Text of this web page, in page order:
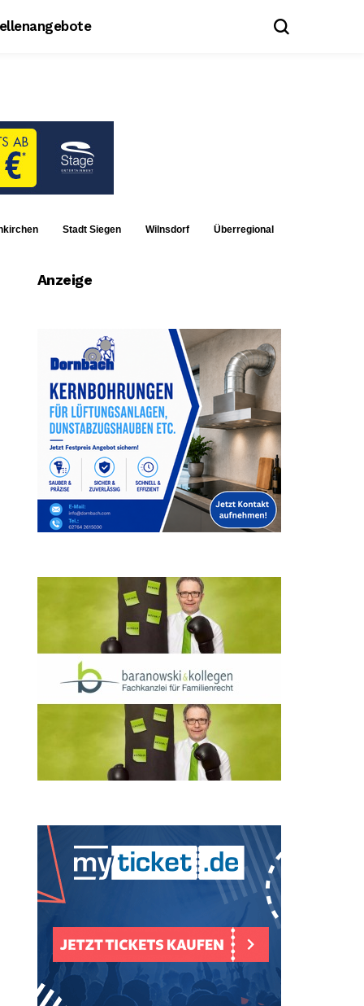
Stadt Siegen Wilnsdorf Überregional
Anzeige